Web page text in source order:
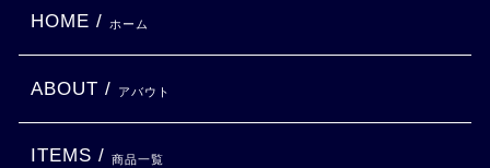
HOME / ホーム
ABOUT / アバウト
ITEMS / 商品一覧